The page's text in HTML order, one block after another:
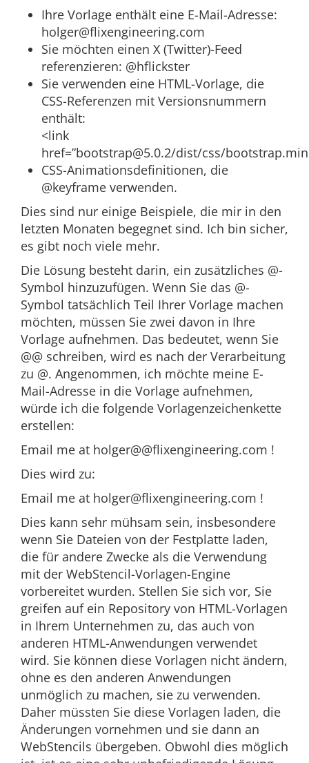
Ihre Vorlage enthält eine E-Mail-Adresse:
holger@flixengineering.com
Sie möchten einen X (Twitter)-Feed
referenzieren: @hflickster
Sie verwenden eine HTML-Vorlage, die
CSS-Referenzen mit Versionsnummern
enthält:
<link
href=”bootstrap@5.0.2/dist/css/
CSS-Animationsdefinitionen, die
@keyframe verwenden.
Dies sind nur einige Beispiele, die mir in den
letzten Monaten begegnet sind. Ich bin sicher,
es gibt noch viele mehr.
Die Lösung besteht darin, ein zusätzliches @-
Symbol hinzuzufügen. Wenn Sie das @-
Symbol tatsächlich Teil Ihrer Vorlage machen
möchten, müssen Sie zwei davon in Ihre
Vorlage aufnehmen. Das bedeutet, wenn Sie
@@ schreiben, wird es nach der Verarbeitung
zu @. Angenommen, ich möchte meine E-
Mail-Adresse in die Vorlage aufnehmen,
würde ich die folgende Vorlagenzeichenkette
erstellen:
Email me at holger@@flixengineering.com !
Dies wird zu:
Email me at holger@flixengineering.com !
Dies kann sehr mühsam sein, insbesondere
wenn Sie Dateien von der Festplatte laden,
die für andere Zwecke als die Verwendung
mit der WebStencil-Vorlagen-Engine
vorbereitet wurden. Stellen Sie sich vor, Sie
greifen auf ein Repository von HTML-Vorlagen
in Ihrem Unternehmen zu, das auch von
anderen HTML-Anwendungen verwendet
wird. Sie können diese Vorlagen nicht ändern,
ohne es den anderen Anwendungen
unmöglich zu machen, sie zu verwenden.
Daher müssten Sie diese Vorlagen laden, die
Änderungen vornehmen und sie dann an
WebStencils übergeben. Obwohl dies möglich